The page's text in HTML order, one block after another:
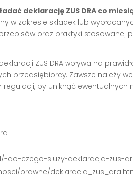
deklarację ZUS DRA co
w zakresie składek lub
oraz praktyki stosowanej
ZUS DRA wpływa na
przedsiębiorcy. Zawsze należy
by uniknąć ewentualnych
do-czego-sluzy-deklaracja-zus-
prawne/